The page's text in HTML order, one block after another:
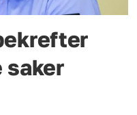
saker